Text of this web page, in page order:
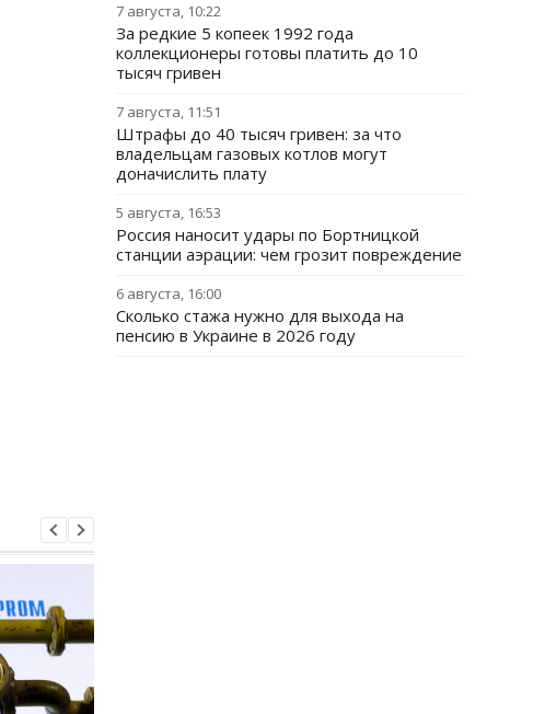
7 августа, 10:22
За редкие 5 копеек 1992 года
коллекционеры готовы платить до 10
тысяч гривен
7 августа, 11:51
Штрафы до 40 тысяч гривен: за что
владельцам газовых котлов могут
доначислить плату
5 августа, 16:53
Россия наносит удары по Бортницкой
станции аэрации: чем грозит повреждение
6 августа, 16:00
Сколько стажа нужно для выхода на
пенсию в Украине в 2026 году